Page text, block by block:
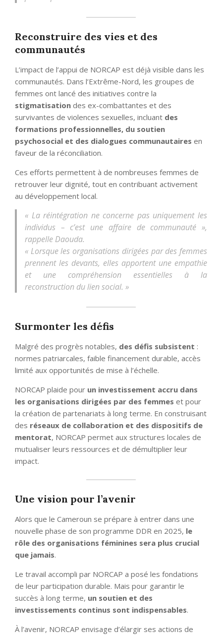
Reconstruire des vies et des
communautés
L’impact de l’appui de NORCAP est déjà visible dans les
communautés. Dans l’Extrême-Nord, les groupes de
femmes ont lancé des initiatives contre la
stigmatisation des ex-combattantes et des
survivantes de violences sexuelles, incluant des
formations professionnelles, du soutien
psychosocial et des dialogues communautaires en
faveur de la réconciliation.
Ces efforts permettent à de nombreuses femmes de
retrouver leur dignité, tout en contribuant activement
au développement local.
« La réintégration ne concerne pas uniquement les
individus – c’est une affaire de communauté »,
rappelle Daouda.
« Lorsque les organisations dirigées par des femmes
prennent les devants, elles apportent une empathie
et une compréhension essentielles à la
reconstruction du lien social. »
Surmonter les défis
Malgré des progrès notables, des défis subsistent :
normes patriarcales, faible financement durable, accès
limité aux opportunités de mise à l’échelle.
NORCAP plaide pour un investissement accru dans
les organisations dirigées par des femmes et pour
la création de partenariats à long terme. En construisant
des réseaux de collaboration et des dispositifs de
mentorat, NORCAP permet aux structures locales de
mutualiser leurs ressources et de démultiplier leur
impact.
Une vision pour l’avenir
Alors que le Cameroun se prépare à entrer dans une
nouvelle phase de son programme DDR en 2025, le
rôle des organisations féminines sera plus crucial
que jamais.
Le travail accompli par NORCAP a posé les fondations
de leur participation durable. Mais pour garantir le
succès à long terme, un soutien et des
investissements continus sont indispensables.
À l’avenir, NORCAP envisage d’élargir ses actions de